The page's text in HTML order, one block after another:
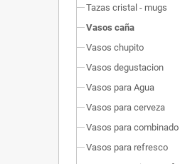
Tazas cristal - mugs
Vasos caña
Vasos chupito
Vasos degustacion
Vasos para Agua
Vasos para cerveza
Vasos para combinado
Vasos para refresco